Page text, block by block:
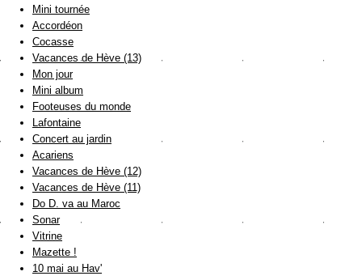
Mini tournée
Accordéon
Cocasse
Vacances de Hève (13)
Mon jour
Mini album
Footeuses du monde
Lafontaine
Concert au jardin
Acariens
Vacances de Hève (12)
Vacances de Hève (11)
Do D. va au Maroc
Sonar
Vitrine
Mazette !
10 mai au Hav'